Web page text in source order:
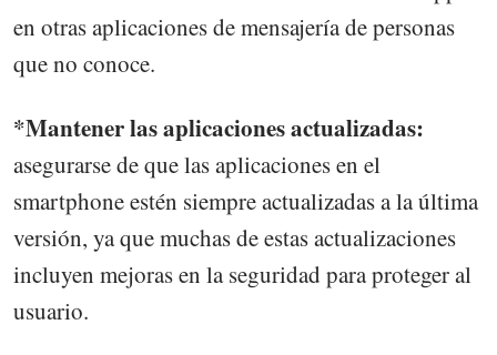
en otras aplicaciones de mensajería de personas
que no conoce.
*Mantener las aplicaciones actualizadas:
asegurarse de que las aplicaciones en el
smartphone estén siempre actualizadas a la última
versión, ya que muchas de estas actualizaciones
incluyen mejoras en la seguridad para proteger al
usuario.